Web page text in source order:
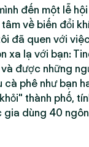
đến một lễ
về biến đổi
đã quen với
xa lạ với bạn:
được những
cà phê như bạn
thành phố,
gia dùng 40